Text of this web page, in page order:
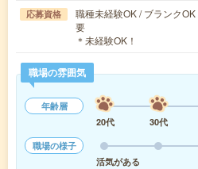
応募資格
職種未経験OK / ブランク
要
＊未経験OK！
職場の雰囲気
年齢層
20代
30代
職場の様子
活気がある